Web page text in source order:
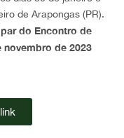
de Arapongas (PR).
do Encontro de
de 2023